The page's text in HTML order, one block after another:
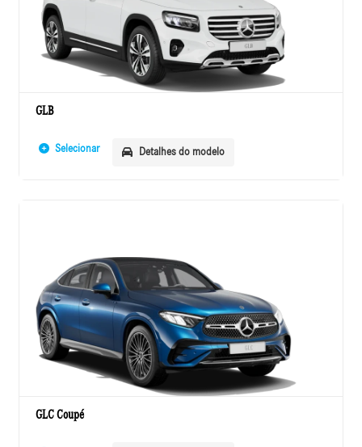
GLB
Selecionar Detalhes do modelo
GLC Coupé